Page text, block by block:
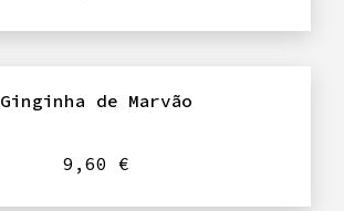
Ginginha de Marvão
9,60 €